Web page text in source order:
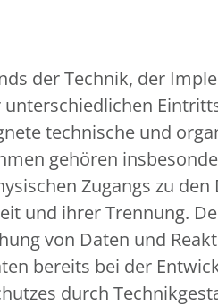
der Technik, der
technische und
gehören
Zugangs zu den
und ihrer Trennung.
von Daten und
bereits bei der
durch